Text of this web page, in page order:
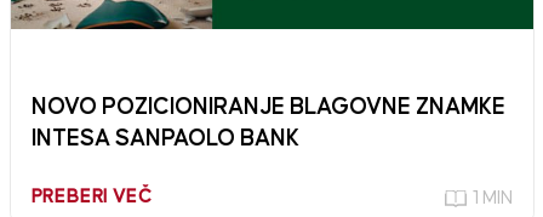
NOVO POZICIONIRANJE BLAGOVNE ZNAMKE
INTESA SANPAOLO BANK
PREBERI VEČ 1 MIN